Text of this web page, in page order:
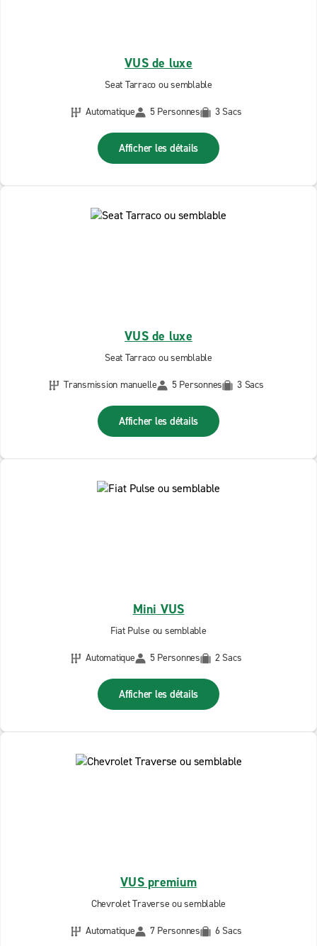
VUS de luxe
Seat Tarraco ou semblable
Automatique
5 Personnes 3 Sacs
Afficher les détails
VUS de luxe
Seat Tarraco ou semblable
Transmission manuelle
5 Personnes 3 Sacs
Afficher les détails
Mini VUS
Fiat Pulse ou semblable
Automatique
5 Personnes 2 Sacs
Afficher les détails
VUS premium
Chevrolet Traverse ou semblable
Automatique
7 Personnes 6 Sacs